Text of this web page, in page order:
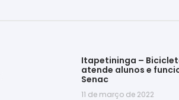
Itapetininga –
atende alunos e
Senac
11 de março de 2022